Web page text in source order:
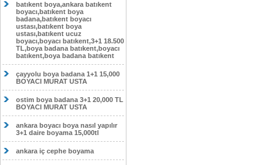
HASKÖY DAİRE BOYAMA 1000TL
EV,İŞYERİ BOYA BADANA USTASI
0554 184 41 66
GÖLBAŞI DAİRE BOYAMA 1000TL
EV,İŞYERİ BOYA BADANA USTASI
0554 184 41 66
SOKULLU DAİRE BOYAMA 1000TL
EV,İŞYERİ BOYA BADANA USTASI
0554 184 41 66
batıkent boya,ankara batıkent
boyacı,batıkent boya
badana,batıkent boyacı
ustası,batıkent boya
ustası,batıkent ucuz
boyacı,boyacı batıkent,3+1 18.500
TL,boya badana batıkent,boyacı
batıkent,boya badana batıkent
çayyolu boya badana 1+1 15,000
BOYACI MURAT USTA
ostim boya badana 3+1 20,000 TL
BOYACI MURAT USTA
ankara boyacı boya nasıl yapılır
3+1 daire boyama 15,000tl
ankara iç cephe boyama